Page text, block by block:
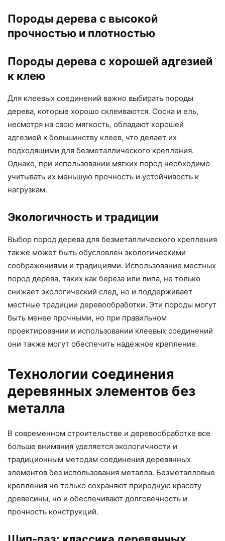
Породы дерева с высокой
прочностью и плотностью
Породы дерева с хорошей адгезией
к клею
Для клеевых соединений важно выбирать породы
дерева, которые хорошо склеиваются. Сосна и ель,
несмотря на свою мягкость, обладают хорошей
адгезией к большинству клеев, что делает их
подходящими для безметаллического крепления.
Однако, при использовании мягких пород необходимо
учитывать их меньшую прочность и устойчивость к
нагрузкам.
Экологичность и традиции
Выбор пород дерева для безметаллического крепления
также может быть обусловлен экологическими
соображениями и традициями. Использование местных
пород дерева, таких как береза или липа, не только
снижает экологический след, но и поддерживает
местные традиции деревообработки. Эти породы могут
быть менее прочными, но при правильном
проектировании и использовании клеевых соединений
они также могут обеспечить надежное крепление.
Технологии соединения
деревянных элементов без
металла
В современном строительстве и деревообработке все
больше внимания уделяется экологичности и
традиционным методам соединения деревянных
элементов без использования металла. Безметалловые
крепления не только сохраняют природную красоту
древесины, но и обеспечивают долговечность и
прочность конструкций.